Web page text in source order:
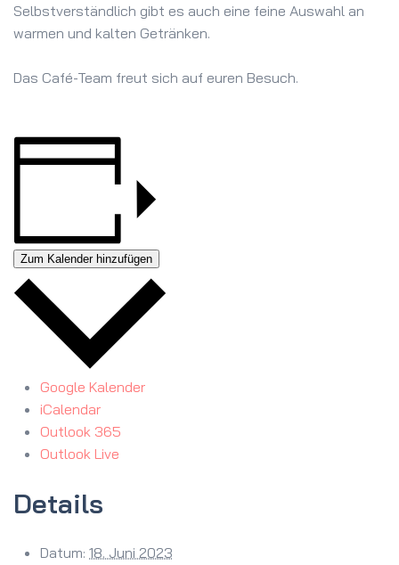
Selbstverständlich gibt es auch eine feine Auswahl an
warmen und kalten Getränken.
Das Café-Team freut sich auf euren Besuch.
Zum Kalender hinzufügen
Google Kalender
iCalendar
Outlook 365
Outlook Live
Details
Datum: 18. Juni 2023